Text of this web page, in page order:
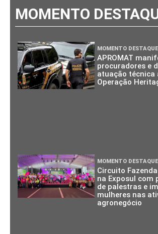
MOMENTO
MOMENTO DESTAQUE
APROMAT
procuradores e
atuação técnica
Operação
MOMENTO DESTAQUE
Circuito
na Exposul com
de palestras e
mulheres nas
agronegócio